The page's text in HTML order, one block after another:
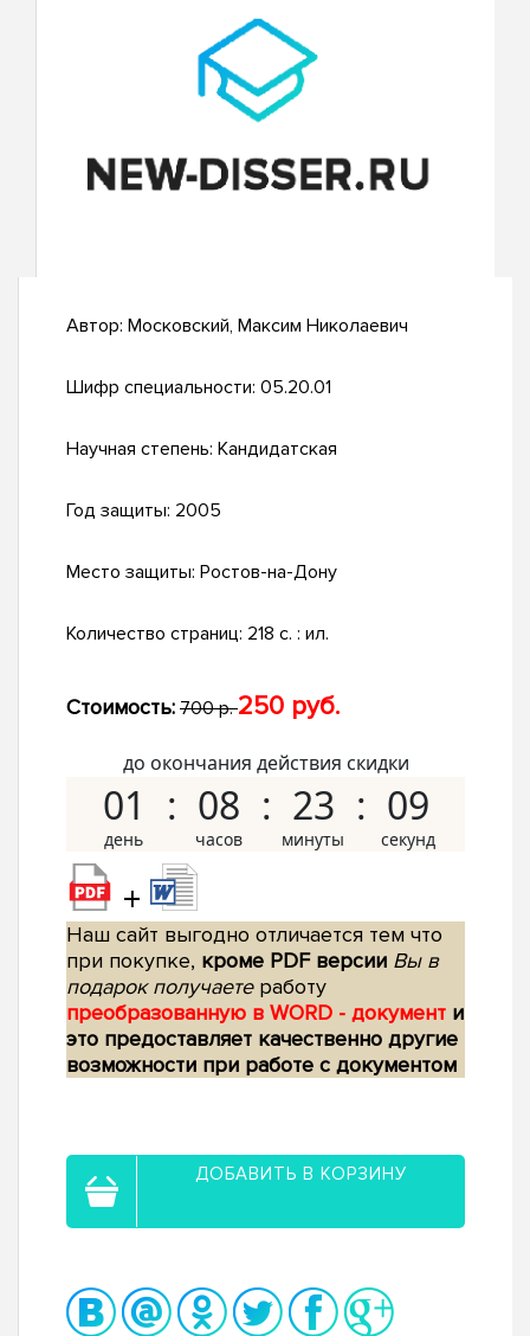
Автор: Московский, Максим Николаевич
Шифр специальности: 05.20.01
Научная степень: Кандидатская
Год защиты: 2005
Место защиты: Ростов-на-Дону
Количество страниц: 218 с. : ил.
Стоимость: 700 р.250 руб.
до окончания действия скидки
01 08 23 08
+
Наш сайт выгодно отличается тем что
при покупке, кроме PDF версии Вы в
подарок получаетеработу
преобразованную в WORD - документ и
это предоставляет качественно другие
возможности при работе с документом
ДОБАВИТЬ В КОРЗИНУ